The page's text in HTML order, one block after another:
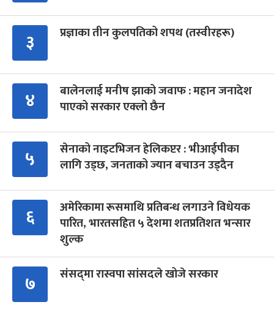
३ प्रज्ञाका तीन कुलपतिको शपथ (तस्वीरहरू)
४
बालेनलाई मनीष झाको जवाफ : महान जनादेश
पाएको सरकार एक्लो छैन
५
सेनाको नाइटभिजन हेलिकप्टर : भीआईपीका
लागि उड्छ, जनताको ज्यान बचाउन उड्दैन
६
अमेरिकामा रूसमाथि प्रतिबन्ध लगाउने विधेयक
पारित, भारतसहित ५ देशमा शतप्रतिशत भन्सार
शुल्क
७ संसद्‍मा रास्वपा सांसदले खोजे सरकार